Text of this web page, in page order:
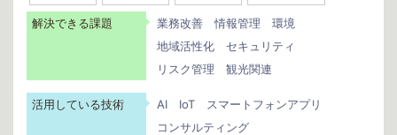
解決できる課題 業務改善 情報管理
環境
地域活性化
セキュリティ
リスク管理
観光関連
活用している技術 AI IoT
スマートフォンアプリ
コンサルティング